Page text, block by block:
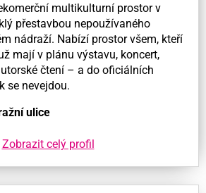
multikulturní prostor v
přestavbou nepoužívaného
nádraží. Nabízí prostor všem, kteří
mají v plánu výstavu, koncert,
čtení – a do oficiálních
se nevejdou.
ulice
Zobrazit celý profil